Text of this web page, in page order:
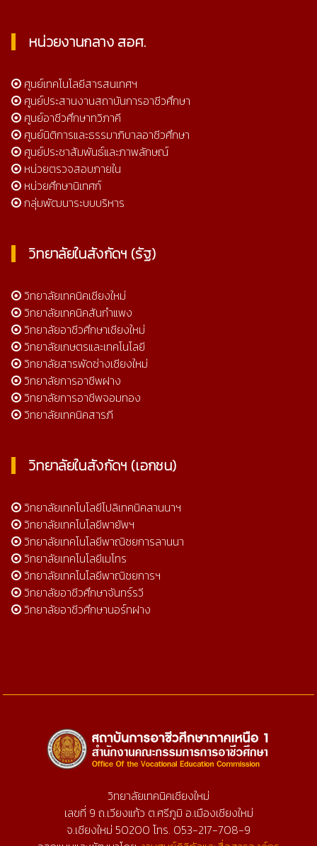
หน่วยงานกลาง สอศ.
ศูนย์เทคโนโลยีสารสนเทศฯ
ศูนย์ประสานงานสถาบันการอาชีวศึกษา
ศูนย์อาชีวศึกษาทวิภาคี
ศูนย์นิติการและธรรมาภิบาลอาชีวศึกษา
ศูนย์ประชาสัมพันธ์และภาพลักษณ์
หน่วยตรวจสอบภายใน
หน่วยศึกษานิเทศก์
กลุ่มพัฒนาระบบบริหาร
วิทยาลัยในสังกัดฯ (รัฐ)
วิทยาลัยเทคนิคเชียงใหม่
วิทยาลัยเทคนิคสันกำแพง
วิทยาลัยอาชีวศึกษาเชียงใหม่
วิทยาลัยเกษตรและเทคโนโลยี
วิทยาลัยสารพัดช่างเชียงใหม่
วิทยาลัยการอาชีพฝาง
วิทยาลัยการอาชีพจอมทอง
วิทยาลัยเทคนิคสารภี
วิทยาลัยในสังกัดฯ (เอกชน)
วิทยาลัยเทคโนโลยีโปลิเทคนิคลานนาฯ
วิทยาลัยเทคโนโลยีพายัพฯ
วิทยาลัยเทคโนโลยีพาณิชยการลานนา
วิทยาลัยเทคโนโลยีเมโทร
วิทยาลัยเทคโนโลยีพาณิชยการฯ
วิทยาลัยอาชีวศึกษาจันทร์รวี
วิทยาลัยอาชีวศึกษานอร์ทฝาง
วิทยาลัยเทคนิคเชียงใหม่
เลขที่ 9 ถ.เวียงแก้ว ต.ศรีภูมิ อ.เมืองเชียงใหม่
จ.เชียงใหม่ 50200 โทร. 053-217-708-9